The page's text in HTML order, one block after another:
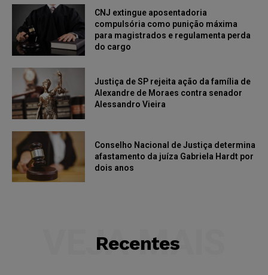
CNJ extingue aposentadoria
compulsória como punição máxima
para magistrados e regulamenta perda
do cargo
Justiça de SP rejeita ação da família de
Alexandre de Moraes contra senador
Alessandro Vieira
Conselho Nacional de Justiça determina
afastamento da juíza Gabriela Hardt por
dois anos
Recentes
VEJA MAIS